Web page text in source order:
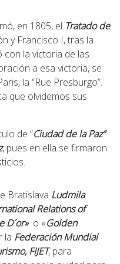
en 1805, el Tratado de
y Francisco I, tras la
con la victoria de las
a esa victoria, se
la “Rue Presburgo”.
que olvidemos sus
de “Ciudad de la Paz”
, pues en ella se firmaron
Bratislava Ludmila
Relations of
D´or»o «Golden
la Federación Mundial
FIJET, para